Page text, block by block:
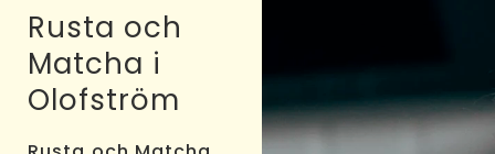
Rusta och
Matcha i
Olofström